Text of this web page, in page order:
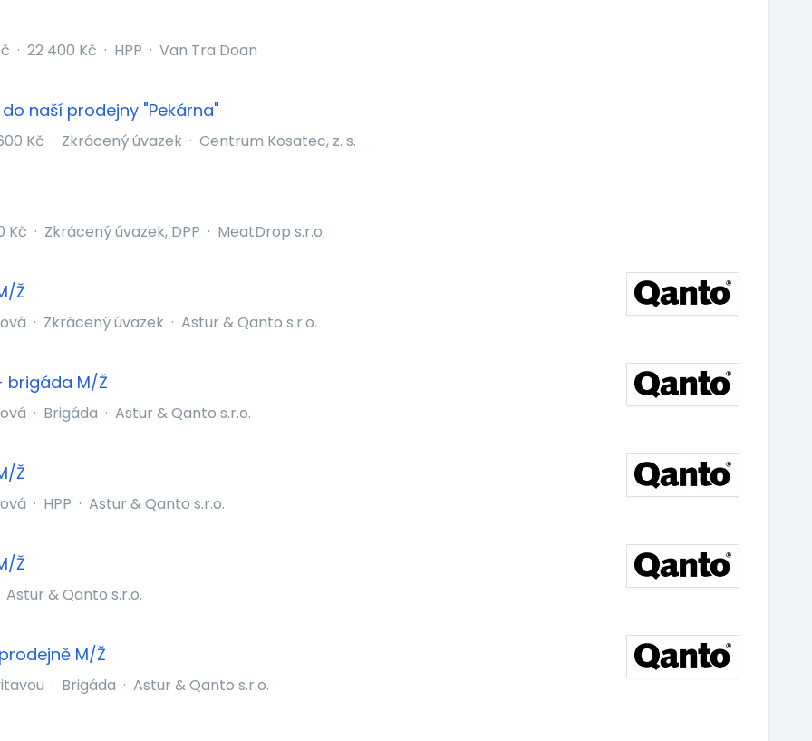
· 22 400 Kč · HPP · Van Tra Doan
naší prodejny "Pekárna"
Kč · Zkrácený úvazek · Centrum Kosatec, z. s.
Kč · Zkrácený úvazek, DPP · MeatDrop s.r.o.
Ž
· Zkrácený úvazek · Astur & Qanto s.r.o.
brigáda M/Ž
· Brigáda · Astur & Qanto s.r.o.
Ž
· HPP · Astur & Qanto s.r.o.
Ž
Astur & Qanto s.r.o.
M/Ž
· Brigáda · Astur & Qanto s.r.o.